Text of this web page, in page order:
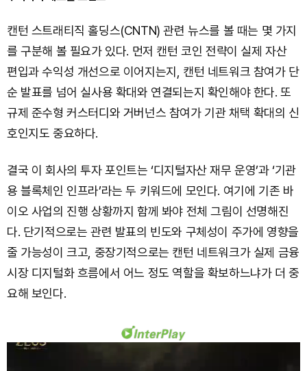
캔턴 스트래티직 홀딩스(CNTN) 관련 뉴스를 볼 때는 몇 가지
를 구분해 볼 필요가 있다. 먼저 캔턴 코인 전략이 실제 자산
편입과 수익성 개선으로 이어지는지, 캔턴 네트워크 참여가 단
순 발표를 넘어 실사용 확대와 연결되는지 확인해야 한다. 또
규제 준수형 커스터디와 거버넌스 참여가 기관 채택 확대의 신
호인지도 중요하다.
결국 이 회사의 투자 포인트는 ‘디지털자산 재무 운영’과 ‘기관
용 블록체인 인프라’라는 두 키워드에 모인다. 여기에 기존 바
이오 사업의 진행 상황까지 함께 봐야 전체 그림이 선명해진
다. 단기적으로는 관련 발표의 빈도와 구체성이 주가에 영향을
줄 가능성이 크고, 중장기적으로는 캔턴 네트워크가 실제 금융
시장 디지털화 흐름에서 어느 정도 역할을 확보하느냐가 더 중
요해 보인다.